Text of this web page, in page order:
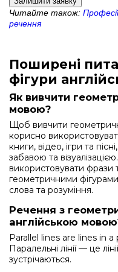
Читайте також:
речення
Поширені
фігури
Як вивчити
мовою?
Щоб вивчити
корисно
книги, відео, ігри та
забавою та
використовувати фрази
геометричними
слова та розуміння.
Речення з
англійською
Parallel lines are lines in
Паралельні лінії — це
зустрічаються.